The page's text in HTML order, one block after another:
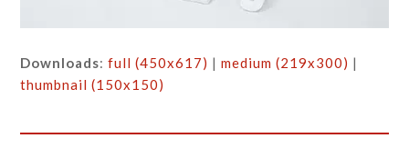
Downloads:full (450x617) |medium (219x300) |
thumbnail (150x150)